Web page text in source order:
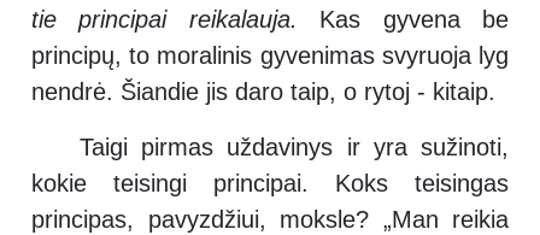
tie principai reikalauja.
Kas gyvena be
principų, to moralinis gyvenimas svyruoja lyg
nendrė. Šiandie jis daro taip, o rytoj - kitaip.
Taigi pirmas uždavinys ir yra sužinoti,
kokie teisingi principai. Koks teisingas
principas, pavyzdžiui, moksle? „Man reikia